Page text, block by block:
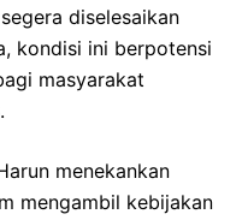
diselesaikan
kondisi ini berpotensi
masyarakat
menekankan
mengambil kebijakan